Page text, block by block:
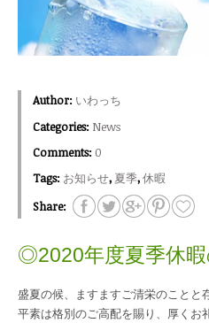
Author: いわっち
Categories: News
Comments: 0
Tags: お知らせ, 夏季,休暇
Share:
◎2020年度夏季休
盛夏の候、ますますご清栄のことと
平素は格別のご高配を賜り、厚くお